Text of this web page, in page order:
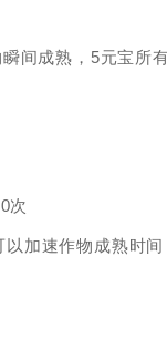
间成熟，5元宝所
次
加速作物成熟时间